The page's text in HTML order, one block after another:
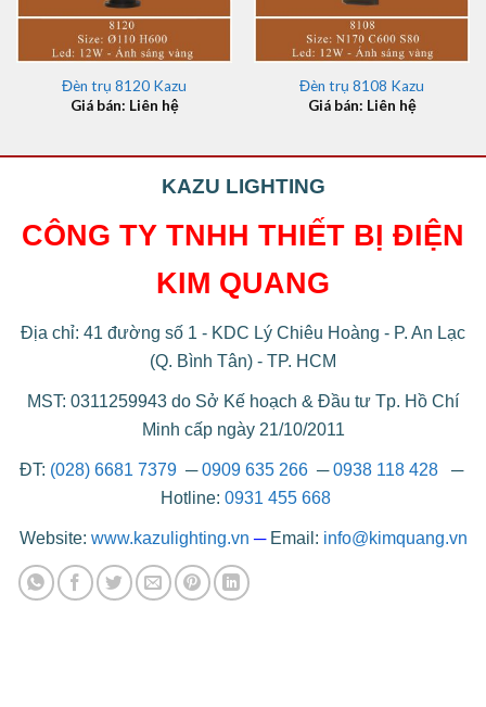
Đèn trụ 8120 Kazu
Giá bán: Liên hệ
Đèn trụ 8108 Kazu
Giá bán: Liên hệ
KAZU LIGHTING
CÔNG TY TNHH THIẾT BỊ ĐIỆN
KIM QUANG
Địa chỉ: 41 đường số 1 - KDC Lý Chiêu Hoàng - P. An Lạc
(Q. Bình Tân) - TP. HCM
MST: 0311259943 do Sở Kế hoạch & Đầu tư Tp. Hồ Chí
Minh cấp ngày 21/10/2011
ĐT: (028) 6681 7379 ─0909 635 266─0938 118 428─
Hotline: 0931 455 668
Website: www.kazulighting.vn ─ Email: info@kimquang.vn